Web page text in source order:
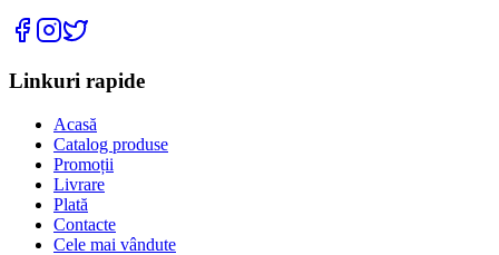
Linkuri rapide
Acasă
Catalog produse
Promoții
Livrare
Plată
Contacte
Cele mai vândute